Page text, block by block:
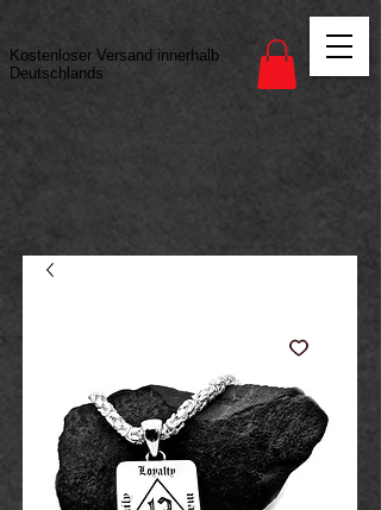
Kostenloser Versand innerhalb
Deutschlands